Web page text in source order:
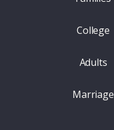
College
Adults
Marriage